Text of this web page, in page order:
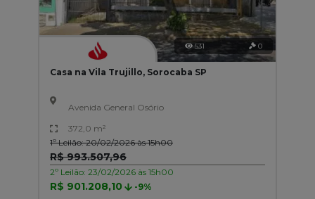
531 0
Casa na Vila Trujillo, Sorocaba SP
Avenida General Osório
372,0 m²
1º Leilão: 20/02/2026 às 15h00
R$ 993.507,96
2º Leilão: 23/02/2026 às 15h00
R$ 901.208,10 -9%